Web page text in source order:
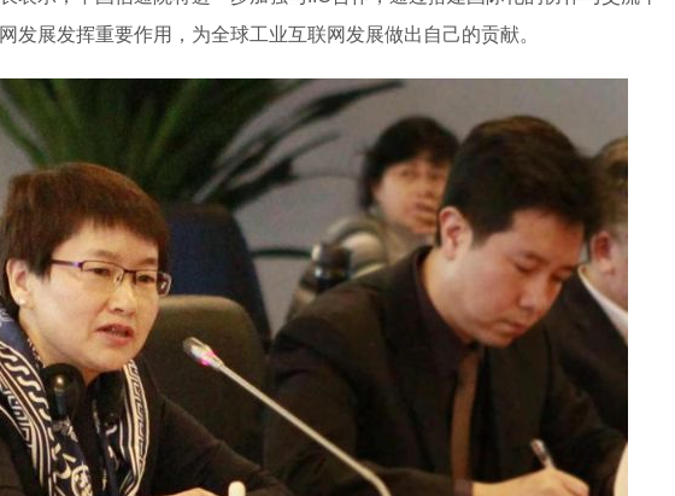
发展发挥重要作用，为全球工业互联网发展做出自己的贡献。